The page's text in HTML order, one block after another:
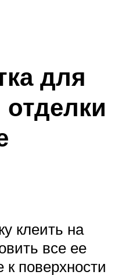
для
клеить на
все ее
поверхности